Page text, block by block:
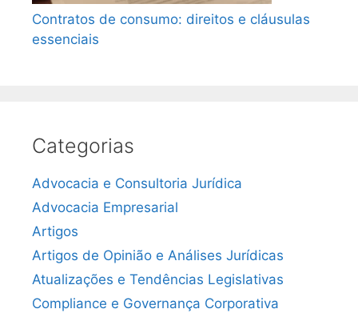
Contratos de consumo: direitos e cláusulas
essenciais
Categorias
Advocacia e Consultoria Jurídica
Advocacia Empresarial
Artigos
Artigos de Opinião e Análises Jurídicas
Atualizações e Tendências Legislativas
Compliance e Governança Corporativa